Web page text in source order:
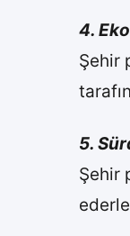
4.
Şehir
5.
Şehir